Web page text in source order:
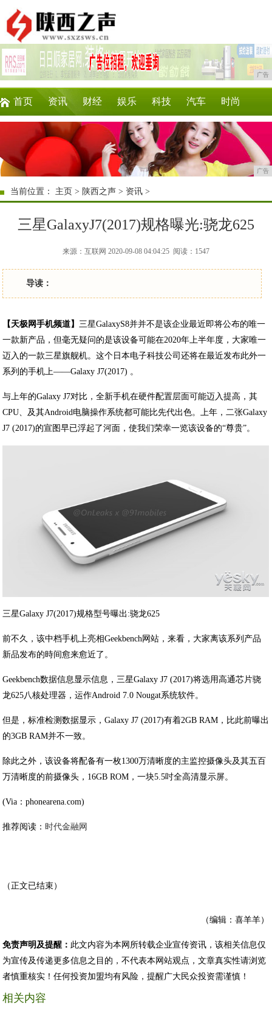
广告
首页 资讯 财经 娱乐 科技 汽车 时尚
游戏 美食 商讯 消费 微商
广告
当前位置： 主页 > 陕西之声 > 资讯 >
三星GalaxyJ7(2017)规格曝光:骁龙625
来源：互联网 2020-09-08 04:04:25 阅读：1547
导读：
【天极网手机频道】三星GalaxyS8并并不是该企业最近即将公布的唯一
一款新产品，但毫无疑问的是该设备可能在2020年上半年度，大家唯一
迈入的一款三星旗舰机。这个日本电子科技公司还将在最近发布此外一
系列的手机上——Galaxy J7(2017) 。
与上年的Galaxy J7对比，全新手机在硬件配置层面可能迈入提高，其
CPU、及其Android电脑操作系统都可能比先代出色。上年，二张Galaxy
J7 (2017)的宣图早已浮起了河面，使我们荣幸一览该设备的“尊贵”。
三星Galaxy J7(2017)规格型号曝出:骁龙625
前不久，该中档手机上亮相Geekbench网站，来看，大家离该系列产品
新品发布的時间愈来愈近了。
Geekbench数据信息显示信息，三星Galaxy J7 (2017)将选用高通芯片骁
龙625八核处理器，运作Android 7.0 Nougat系统软件。
但是，标准检测数据显示，Galaxy J7 (2017)有着2GB RAM，比此前曝出
的3GB RAM并不一致。
除此之外，该设备将配备有一枚1300万清晰度的主监控摄像头及其五百
万清晰度的前摄像头，16GB ROM，一块5.5吋全高清显示屏。
(Via：phonearena.com)
推荐阅读： 时代金融网
（正文已结束）
（编辑：喜羊羊）
免责声明及提醒： 此文内容为本网所转载企业宣传资讯，该相关信息仅
为宣传及传递更多信息之目的，不代表本网站观点，文章真实性请浏览
者慎重核实！任何投资加盟均有风险，提醒广大民众投资需谨慎！
相关内容